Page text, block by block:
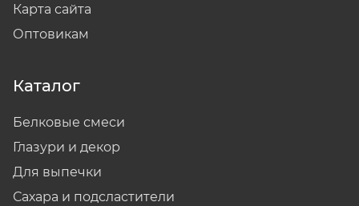
Карта сайта
Оптовикам
Каталог
Белковые смеси
Глазури и декор
Для выпечки
Сахара и подсластители